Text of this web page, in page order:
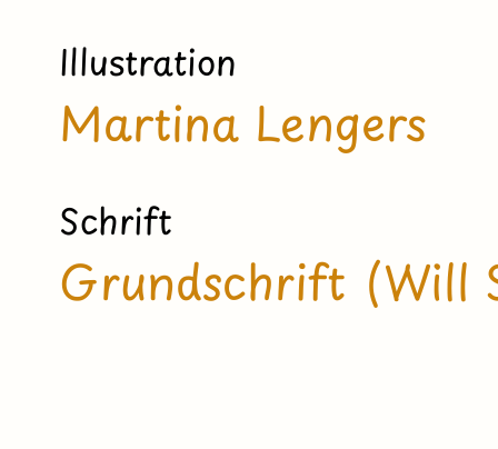
Illustration
Martina Lengers
Schrift
Grundschrift (Will